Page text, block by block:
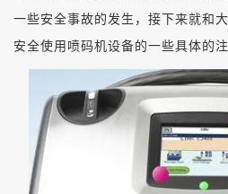
一些安全事故的发生，接下来就和
安全使用喷码机设备的一些具体的注